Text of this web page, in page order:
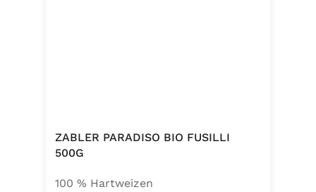
ZABLER PARADISO BIO FUSILLI
500G
100 % Hartweizen